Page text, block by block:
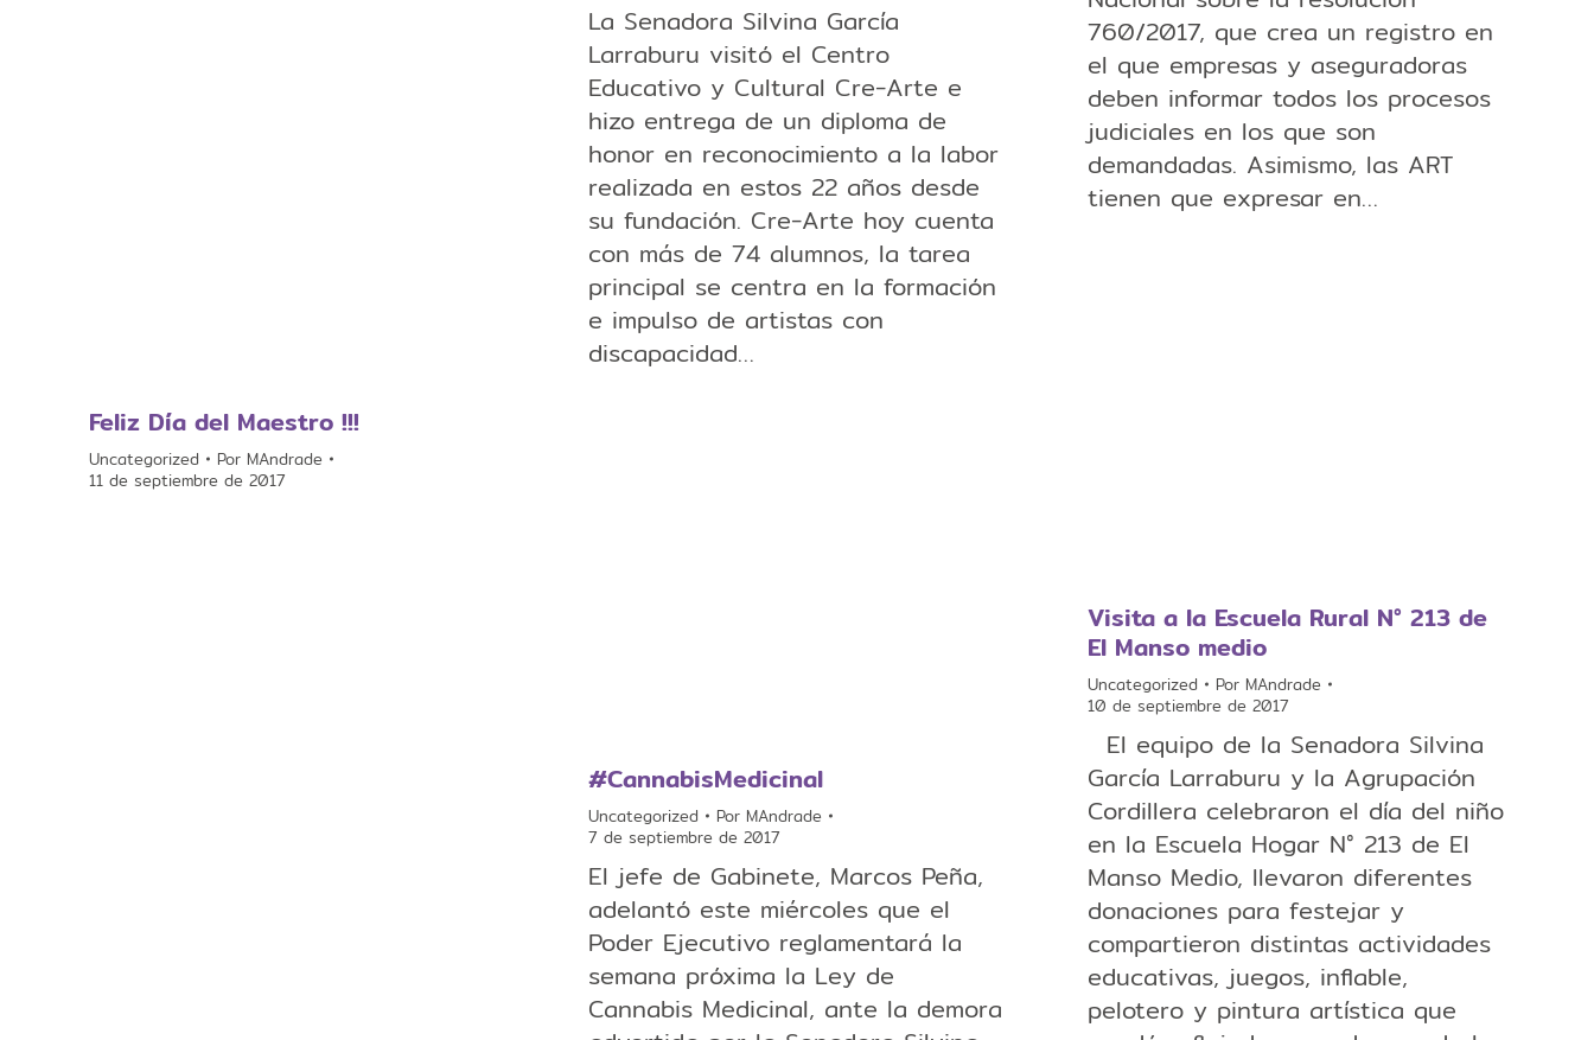
760/2017, que crea un registro en
el que empresas y aseguradoras
deben informar todos los procesos
judiciales en los que son
demandadas. Asimismo, las ART
tienen que expresar en…
La Senadora Silvina García
Larraburu visitó el Centro
Educativo y Cultural Cre-Arte e
hizo entrega de un diploma de
honor en reconocimiento a la labor
realizada en estos 22 años desde
su fundación. Cre-Arte hoy cuenta
con más de 74 alumnos, la tarea
principal se centra en la formación
e impulso de artistas con
discapacidad…
Feliz Día del Maestro !!!
Uncategorized Por MAndrade
11 de septiembre de 2017
Visita a la Escuela Rural N° 213 de
El Manso medio
Uncategorized Por MAndrade
10 de septiembre de 2017
El equipo de la Senadora Silvina
García Larraburu y la Agrupación
Cordillera celebraron el día del niño
en la Escuela Hogar N° 213 de El
Manso Medio, llevaron diferentes
donaciones para festejar y
compartieron distintas actividades
educativas, juegos, inflable,
pelotero y pintura artística que
#CannabisMedicinal
Uncategorized Por MAndrade
7 de septiembre de 2017
El jefe de Gabinete, Marcos Peña,
adelantó este miércoles que el
Poder Ejecutivo reglamentará la
semana próxima la Ley de
Cannabis Medicinal, ante la demora